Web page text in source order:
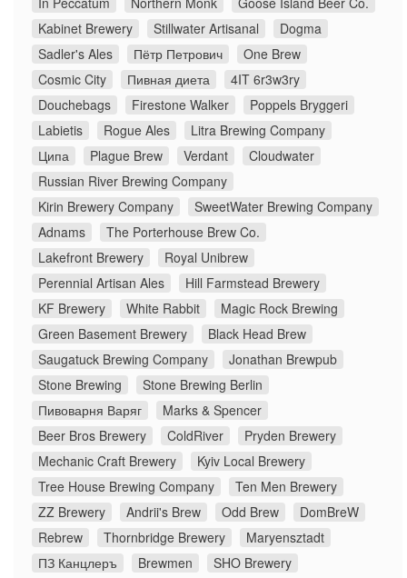
Kabinet Brewery
Stillwater Artisanal
Dogma
Sadler's Ales
Пётр Петрович
One Brew
Cosmic City
Пивная диета
4IT 6r3w3ry
Douchebags
Firestone Walker
Poppels Bryggeri
Labietis
Rogue Ales
Litra Brewing Company
Ципа
Plague Brew Verdant
Cloudwater
Russian River Brewing Company
Kirin Brewery Company
SweetWater Brewing Company
Adnams
The Porterhouse Brew Co.
Lakefront Brewery
Royal Unibrew
Perennial Artisan Ales
Hill Farmstead Brewery
KF Brewery
White Rabbit
Magic Rock Brewing
Green Basement Brewery
Black Head Brew
Saugatuck Brewing Company
Jonathan Brewpub
Stone Brewing
Stone Brewing Berlin
Пивоварня Варяг
Marks & Spencer
Beer Bros Brewery
ColdRiver
Pryden Brewery
Mechanic Craft Brewery
Kyiv Local Brewery
Tree House Brewing Company
Ten Men Brewery
ZZ Brewery
Andrii's Brew Odd Brew
DomBreW
Rebrew
Thornbridge Brewery
Maryensztadt
ПЗ Канцлеръ
Brewmen
SHO Brewery